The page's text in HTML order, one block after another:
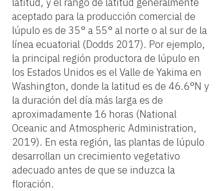
aceptado para la producción comercial de
lúpulo es de 35° a 55° al norte o al sur de la
línea ecuatorial (Dodds 2017). Por ejemplo,
la principal región productora de lúpulo en
los Estados Unidos es el Valle de Yakima en
Washington, donde la latitud es de 46.6°N y
la duración del día más larga es de
aproximadamente 16 horas (National
Oceanic and Atmospheric Administration,
2019). En esta región, las plantas de lúpulo
desarrollan un crecimiento vegetativo
adecuado antes de que se induzca la
floración.